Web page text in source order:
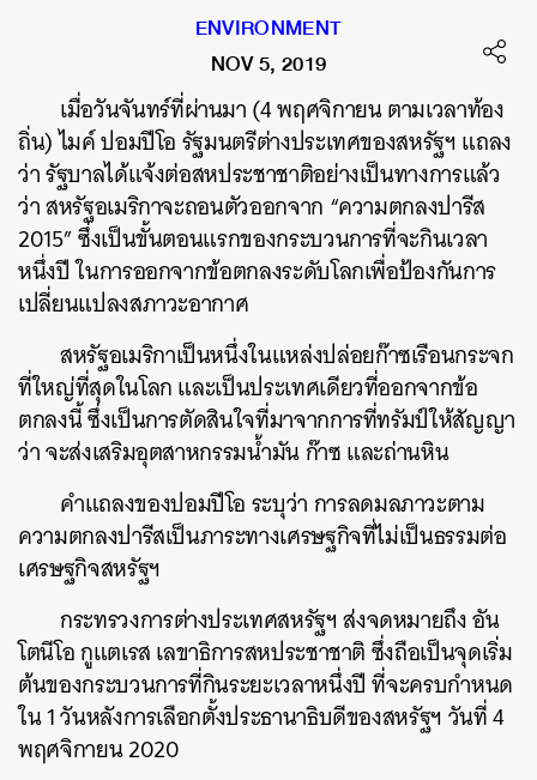
ENVIRONMENT
NOV 5, 2019
เมื่อวันจันทร์ที่ผ่านมา (4 พฤศจิกายน ตามเวลาท้อง
ถิ่น) ไมค์ ปอมปีโอ รัฐมนตรีต่างประเทศของสหรัฐฯ แถลง
ว่า รัฐบาลได้แจ้งต่อสหประชาชาติอย่างเป็นทางการแล้ว
ว่า สหรัฐอเมริกาจะถอนตัวออกจาก “ความตกลงปารีส
2015” ซึ่งเป็นขั้นตอนแรกของกระบวนการที่จะกินเวลา
หนึ่งปี ในการออกจากข้อตกลงระดับโลกเพื่อป้องกันการ
เปลี่ยนแปลงสภาวะอากาศ
สหรัฐอเมริกาเป็นหนึ่งในแหล่งปล่อยก๊าซเรือนกระจก
ที่ใหญ่ที่สุดในโลก และเป็นประเทศเดียวที่ออกจากข้อ
ตกลงนี้ ซึ่งเป็นการตัดสินใจที่มาจากการที่ทรัมป์ให้สัญญา
ว่า จะส่งเสริมอุตสาหกรรมน้ำมัน ก๊าซ และถ่านหิน
คำแถลงของปอมปีโอ ระบุว่า การลดมลภาวะตาม
ความตกลงปารีสเป็นภาระทางเศรษฐกิจที่ไม่เป็นธรรมต่อ
เศรษฐกิจสหรัฐฯ
กระทรวงการต่างประเทศสหรัฐฯ ส่งจดหมายถึง อัน
โตนีโอ กูแตเรส เลขาธิการสหประชาชาติ ซึ่งถือเป็นจุดเริ่ม
ต้นของกระบวนการที่กินระยะเวลาหนึ่งปี ที่จะครบกำหนด
ใน 1 วันหลังการเลือกตั้งประธานาธิบดีของสหรัฐฯ วันที่ 4
พฤศจิกายน 2020